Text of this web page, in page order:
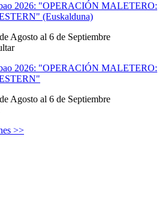
2026: "OPERACIÓN MALETERO:
(Euskalduna)
Agosto al 6 de Septiembre
2026: "OPERACIÓN MALETERO:
Agosto al 6 de Septiembre
>>